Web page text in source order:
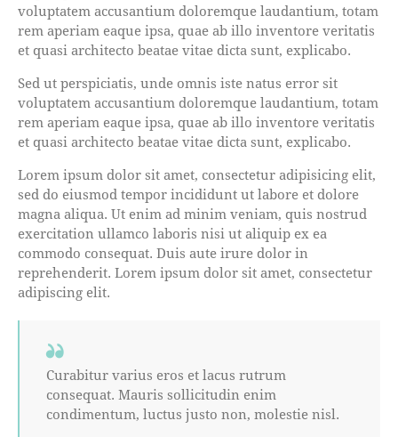
voluptatem accusantium doloremque laudantium, totam
rem aperiam eaque ipsa, quae ab illo inventore veritatis
et quasi architecto beatae vitae dicta sunt, explicabo.
Sed ut perspiciatis, unde omnis iste natus error sit
voluptatem accusantium doloremque laudantium, totam
rem aperiam eaque ipsa, quae ab illo inventore veritatis
et quasi architecto beatae vitae dicta sunt, explicabo.
Lorem ipsum dolor sit amet, consectetur adipisicing elit,
sed do eiusmod tempor incididunt ut labore et dolore
magna aliqua. Ut enim ad minim veniam, quis nostrud
exercitation ullamco laboris nisi ut aliquip ex ea
commodo consequat. Duis aute irure dolor in
reprehenderit. Lorem ipsum dolor sit amet, consectetur
adipiscing elit.
Curabitur varius eros et lacus rutrum
consequat. Mauris sollicitudin enim
condimentum, luctus justo non, molestie nisl.